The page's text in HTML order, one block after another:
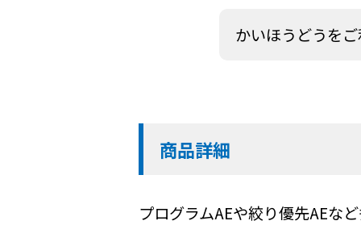
かいほうどうを
商品詳細
プログラムAEや絞り優先AEな